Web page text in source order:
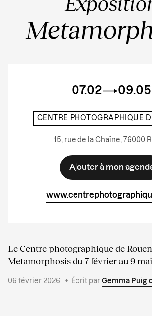
07.02 09.05
CENTRE PHOTOGRAPHIQUE
15, rue de la Chaîne, 76000
Ajouter à mon
Le Centre photographique de
Metamorphosis du 7 février au 9
06 février 2026 • Écrit par Gemma Puig